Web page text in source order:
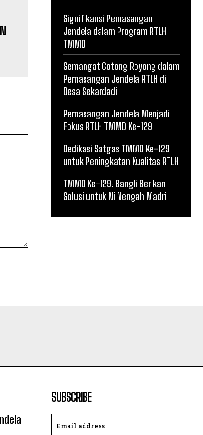
Signifikansi Pemasangan
Jendela dalam Program RTLH
TMMD
Semangat Gotong Royong dalam
Pemasangan Jendela RTLH di
Desa Sekardadi
Pemasangan Jendela Menjadi
Fokus RTLH TMMD Ke-129
Dedikasi Satgas TMMD Ke-129
untuk Peningkatan Kualitas RTLH
TMMD Ke-129: Bangli Berikan
Solusi untuk Ni Nengah Madri
SUBSCRIBE